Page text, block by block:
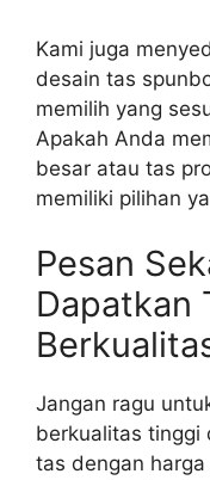
Kami juga
desain tas
memilih yang
Apakah Anda
besar atau tas
memiliki pilihan
Pesan
Dapatkan
Jangan ragu
berkualitas tinggi
tas dengan